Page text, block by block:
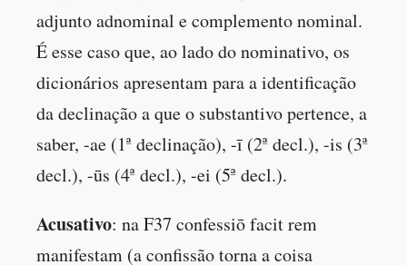
adjunto adnominal e complemento nominal.
É esse caso que, ao lado do nominativo, os
dicionários apresentam para a identificação
da declinação a que o substantivo pertence, a
saber, -ae (1ª declinação), -ī (2ª decl.), -is (3ª
decl.), -ūs (4ª decl.), -ei (5ª decl.).
Acusativo: na F37 confessiō facit rem
manifestam (a confissão torna a coisa